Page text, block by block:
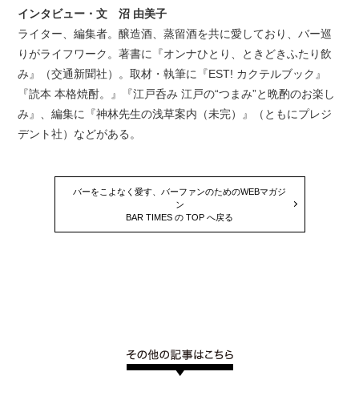
インタビュー・文 沼 由美子
ライター、編集者。醸造酒、蒸留酒を共に愛しており、バー巡
りがライフワーク。著書に『オンナひとり、ときどきふたり飲
み』（交通新聞社）。取材・執筆に『EST! カクテルブック』
『読本 本格焼酎。』『江戸呑み 江戸の“つまみ”と晩酌のお楽し
み』、編集に『神林先生の浅草案内（未完）』（ともにプレジ
デント社）などがある。
バーをこよなく愛す、バーファンのためのWEBマガジ
ン
BAR TIMES の TOP へ戻る